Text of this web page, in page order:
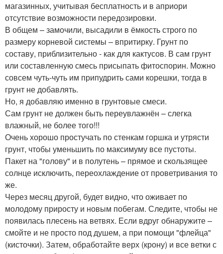
магазинных, учитывая бесплатность и в априори
отсутствие возможности передозировки.
В общем – замочили, высадили в ёмкость строго по
размеру корневой системы – впритирку. Грунт по
составу, приблизительно - как для кактусов. В сам грунт
или составленную смесь присыпать фитоспорин. Можно
совсем чуть-чуть им припудрить сами корешки, тогда в
грунт не добавлять.
Но, я добавляю именно в грунтовые смеси.
Сам грунт не должен быть переувлажнён – слегка
влажный, не более того!!!
Очень хорошо простучать по стенкам горшка и утрясти
грунт, чтобы уменьшить по максимуму все пустоты.
Пакет на "голову" и в полутень – прямое и скользящее
солнце исключить, переохлаждение от проветривания то
же.
Через месяц другой, будет видно, что оживает по
молодому приросту и новым побегам. Следите, чтобы не
появилась плесень на ветвях. Если вдруг обнаружите –
смойте и не просто под душем, а при помощи "флейца"
(кисточки). Затем, обработайте верх (крону) и все ветки с